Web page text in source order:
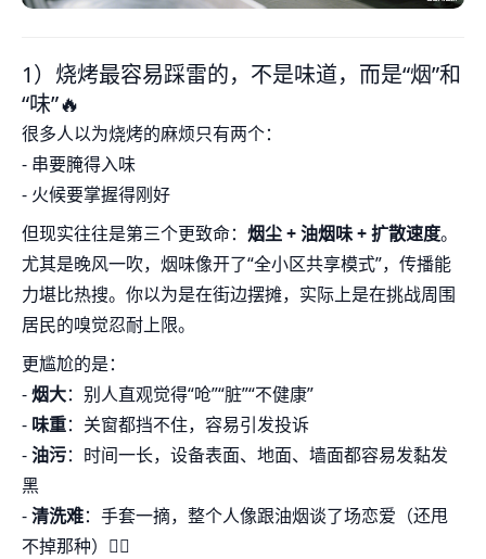
1）烧烤最容易踩雷的，不是味道，而是“烟”和
“味”🔥
很多人以为烧烤的麻烦只有两个：
- 串要腌得入味
- 火候要掌握得刚好
但现实往往是第三个更致命： 烟尘 + 油烟味 + 扩散速度。
尤其是晚风一吹，烟味像开了“全小区共享模式”，传播能
力堪比热搜。你以为是在街边摆摊，实际上是在挑战周围
居民的嗅觉忍耐上限。
更尴尬的是：
-烟大：别人直观觉得“呛”“脏”“不健康”
- 味重：关窗都挡不住，容易引发投诉
-油污：时间一长，设备表面、地面、墙面都容易发黏发
黑
-清洗难：手套一摘，整个人像跟油烟谈了场恋爱（还甩
不掉那种）😵‍💫